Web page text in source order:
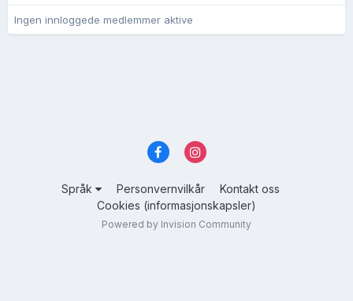
Ingen innloggede medlemmer aktive
Språk Personvernvilkår
Kontakt oss
Cookies (informasjonskapsler)
Powered by Invision Community